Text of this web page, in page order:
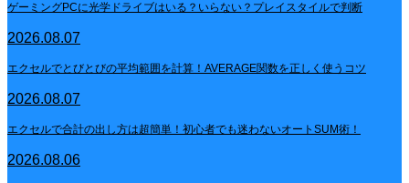
ゲーミングPCに光学ドライブはいる？いらない？プレイスタイルで判断
2026.08.07
エクセルでとびとびの平均範囲を計算！AVERAGE関数を正しく使うコツ
2026.08.07
エクセルで合計の出し方は超簡単！初心者でも迷わないオートSUM術！
2026.08.06